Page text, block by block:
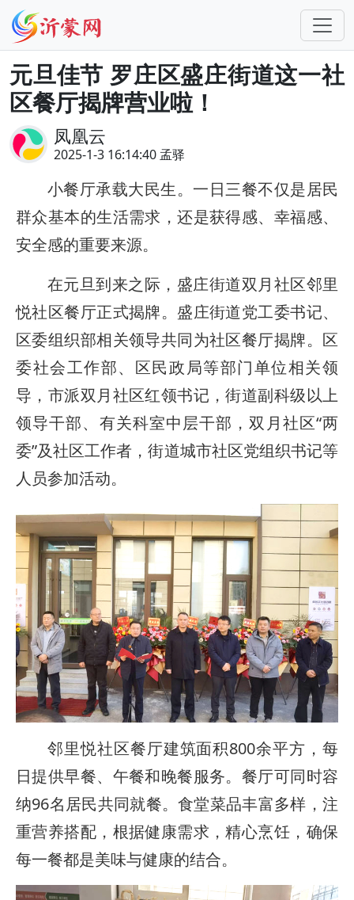
元旦佳节 罗庄区盛庄街道这一社
区餐厅揭牌营业啦！
凤凰云
2025-1-3 16:14:40 孟驿
小餐厅承载大民生。一日三餐不仅是居民
群众基本的生活需求，还是获得感、幸福感、
安全感的重要来源。
在元旦到来之际，盛庄街道双月社区邻里
悦社区餐厅正式揭牌。盛庄街道党工委书记、
区委组织部相关领导共同为社区餐厅揭牌。区
委社会工作部、区民政局等部门单位相关领
导，市派双月社区红领书记，街道副科级以上
领导干部、有关科室中层干部，双月社区“两
委”及社区工作者，街道城市社区党组织书记等
人员参加活动。
邻里悦社区餐厅建筑面积800余平方，每
日提供早餐、午餐和晚餐服务。餐厅可同时容
纳96名居民共同就餐。食堂菜品丰富多样，注
重营养搭配，根据健康需求，精心烹饪，确保
每一餐都是美味与健康的结合。